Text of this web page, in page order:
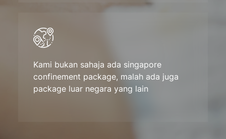
Kami bukan sahaja ada singapore
confinement package, malah ada juga
package luar negara yang lain